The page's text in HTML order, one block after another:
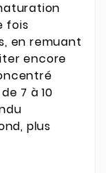
fois
en remuant
encore
7 à 10
plus